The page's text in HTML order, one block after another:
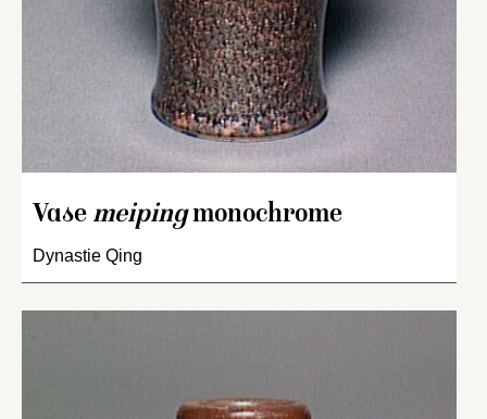
Vase meipingmonochrome
Dynastie Qing